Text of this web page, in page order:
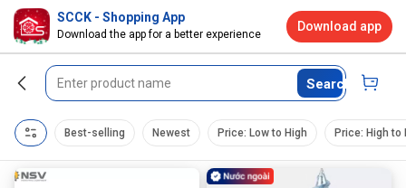
Search
Best-selling Newest Price: Low to High Price: High to
SCCK - Shopping App
Download the app for a better experience
Download app